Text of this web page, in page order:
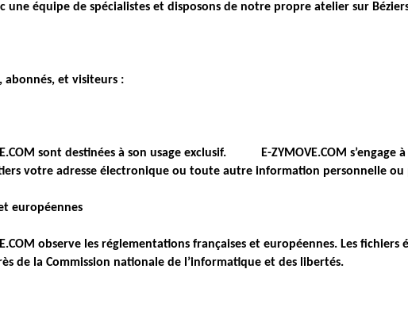
une équipe de spécialistes et disposons de notre propre atelier sur
abonnés, et visiteurs :
sont destinées à son usage exclusif. E-ZYMOVE.COM s’engage
votre adresse électronique ou toute autre information personnelle ou
européennes
observe les réglementations françaises et européennes. Les
de la Commission nationale de l’informatique et des libertés.